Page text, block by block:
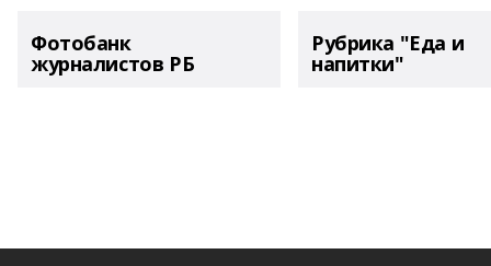
Фотобанк
журналистов РБ
Рубрика "Еда и
напитки"